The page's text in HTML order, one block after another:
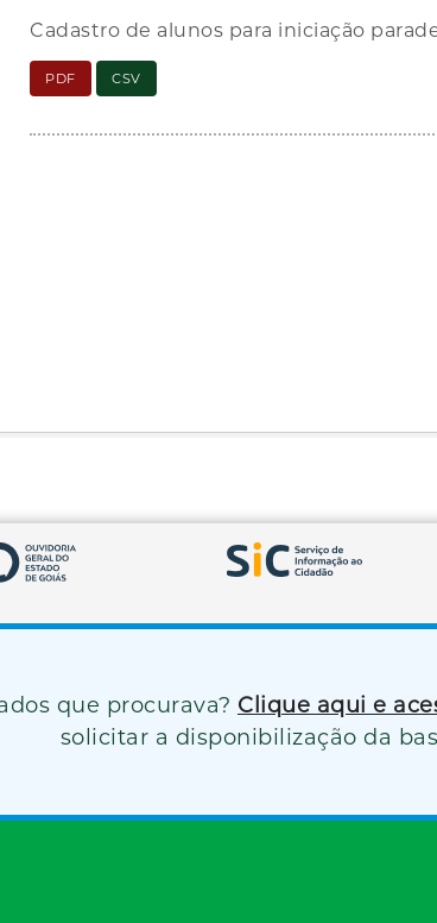
Cadastro de alunos para iniciação
PDF CSV
que procurava? Clique aqui e
solicitar a disponibilização da